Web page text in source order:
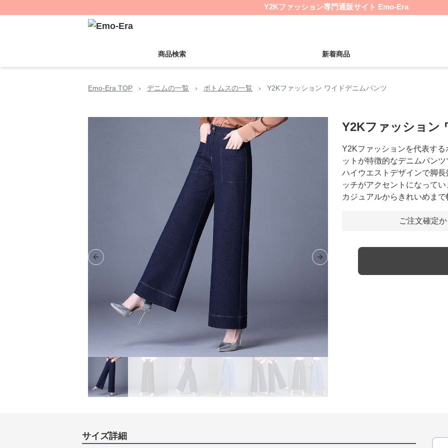
Y2Kファッション専門通販サイト Emo-Era
商品検索 新着商品
Emo-Era TOP › デニムの一覧 › ボトムスの一覧 › Y2Kファッション ワイドデニムパンツ
Previous slide Next slide
Y2Kファッション
Y2Kファッションを代表す
ットが特徴的なデニムパンツ
ハイウエストデザインで脚
ッチがアクセントになってい
カジュアルからきれいめま
ご注文確定
サイズ詳細